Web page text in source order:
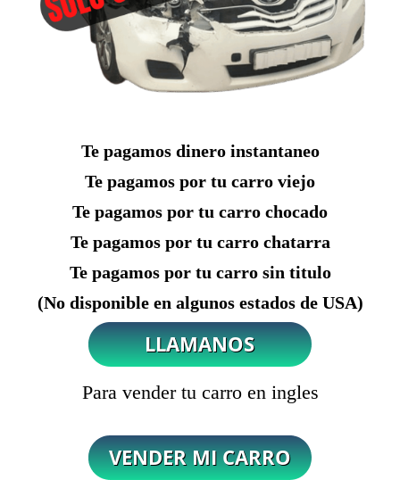
Te pagamos dinero instantaneo
Te pagamos por tu carro viejo
Te pagamos por tu carro chocado
Te pagamos por tu carro chatarra
Te pagamos por tu carro sin titulo
(No disponible en algunos estados de USA)
Para vender tu carro en ingles